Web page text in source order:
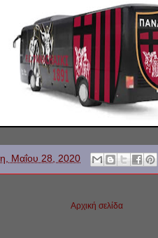
Μαΐου 28, 2020
Αρχική σελίδα